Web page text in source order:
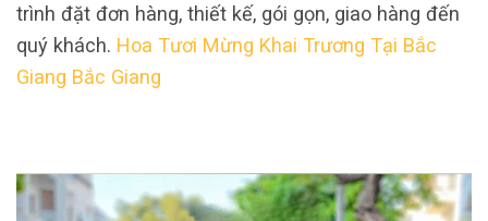
trình đặt đơn hàng, thiết kế, gói gọn, giao hàng đến
quý khách. Hoa Tươi Mừng Khai Trương Tại Bắc
Giang Bắc Giang